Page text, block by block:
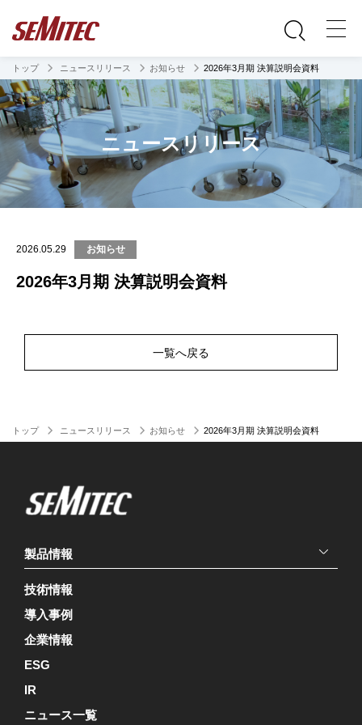
トップ ニュースリリース お知らせ 2026年3月期 決算説明会資料
ニュースリリース
2026.05.29 お知らせ
2026年3月期 決算説明会資料
一覧へ戻る
トップ ニュースリリース お知らせ 2026年3月期 決算説明会資料
製品情報
技術情報
導入事例
企業情報
ESG
IR
ニュース一覧